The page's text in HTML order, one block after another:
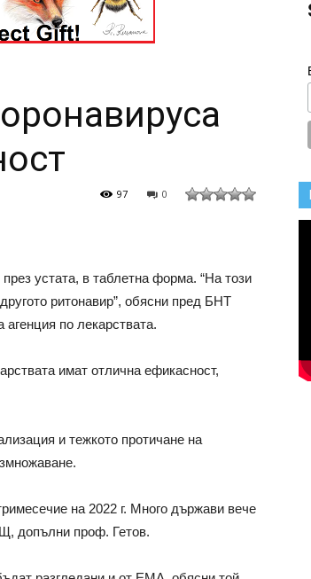
0
97
устата, в таблетна форма. “На този
ритонавир”, обясни пред БНТ
по лекарствата.
имат отлична ефикасност,
и тежкото протичане на
на 2022 г. Много държави вече
допълни проф. Гетов.